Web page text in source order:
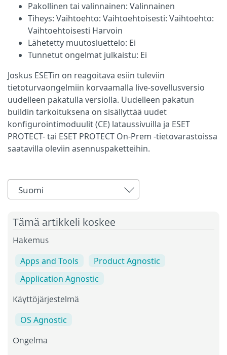
Pakollinen tai valinnainen: Valinnainen
Tiheys: Vaihtoehto: Vaihtoehtoisesti: Vaihtoehto:
Vaihtoehtoisesti Harvoin
Lähetetty muutosluettelo: Ei
Tunnetut ongelmat julkaistu: Ei
Joskus ESETin on reagoitava esiin tuleviin
tietoturvaongelmiin korvaamalla live-sovellusversio
uudelleen pakatulla versiolla. Uudelleen pakatun
buildin tarkoituksena on sisällyttää uudet
konfigurointimoduulit (CE) lataussivuilla ja ESET
PROTECT- tai ESET PROTECT On-Prem -tietovarastoissa
saatavilla oleviin asennuspaketteihin.
Suomi
Tämä artikkeli koskee
Hakemus
Apps and Tools
Product Agnostic
Application Agnostic
Käyttöjärjestelmä
OS Agnostic
Ongelma